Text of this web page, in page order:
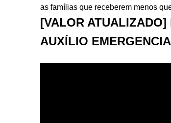
as famílias que receberem menos
[VALOR
AUXÍLIO